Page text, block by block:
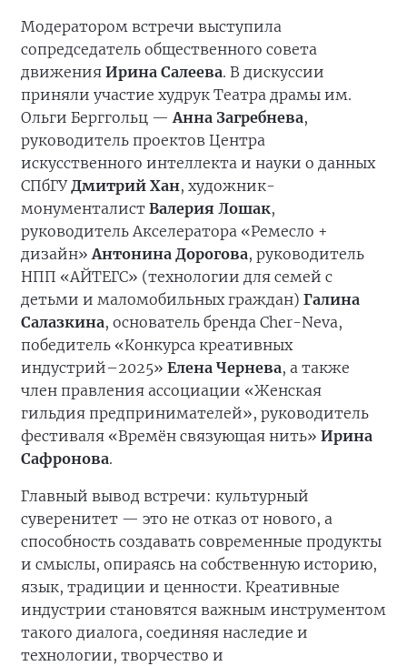
Модератором встречи выступила
сопредседатель общественного совета
движения Ирина Салеева. В дискуссии
приняли участие худрук Театра драмы им.
Ольги Берггольц —Анна Загребнева,
руководитель проектов Центра
искусственного интеллекта и науки о данных
СПбГУДмитрий Хан, художник-
монументалист Валерия Лошак,
руководитель Акселератора «Ремесло +
дизайн»Антонина Дорогова, руководитель
НПП «АЙТЕГС» (технологии для семей с
детьми и маломобильных граждан) Галина
Салазкина, основатель бренда Cher-Neva,
победитель «Конкурса креативных
индустрий–2025» Елена Чернева, а также
член правления ассоциации «Женская
гильдия предпринимателей», руководитель
фестиваля «Времён связующая нить» Ирина
Сафронова.
Главный вывод встречи: культурный
суверенитет — это не отказ от нового, а
способность создавать современные продукты
и смыслы, опираясь на собственную историю,
язык, традиции и ценности. Креативные
индустрии становятся важным инструментом
такого диалога, соединяя наследие и
технологии, творчество и